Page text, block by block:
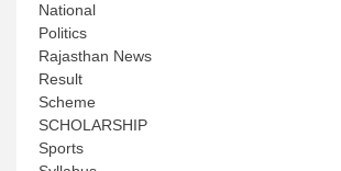
National
Politics
Rajasthan News
Result
Scheme
SCHOLARSHIP
Sports